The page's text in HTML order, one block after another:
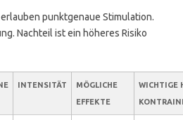
punktgenaue Stimulation.
Nachteil ist ein höheres Risiko
INTENSITÄT
MÖGLICHE
EFFEKTE
WICHTIGE